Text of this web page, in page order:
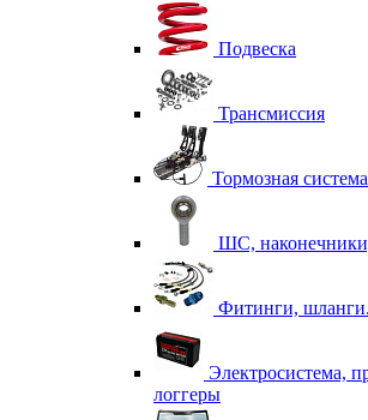
Подвеска
Трансмиссия
Тормозная система
ШС,
Фитинги, шланги.
Электросистема,
логгеры